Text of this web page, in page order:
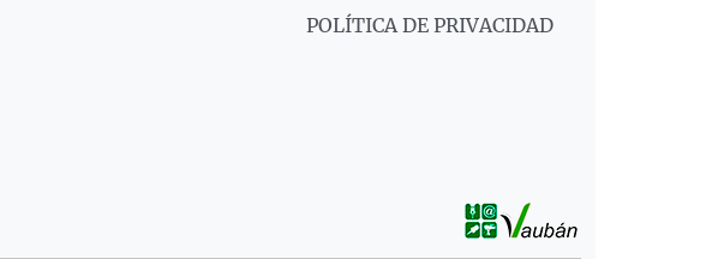
POLÍTICA DE PRIVACIDAD